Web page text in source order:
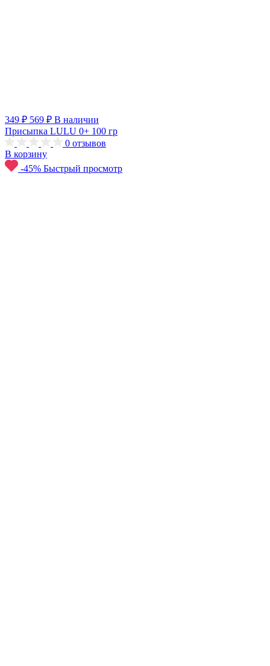
349 ₽ 569 ₽ В наличии
Присыпка LULU 0+ 100 гр
0 отзывов
В корзину
-45% Быстрый просмотр